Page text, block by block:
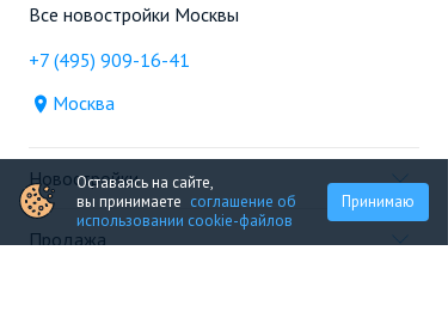
Оставаясь на сайте,
вы принимаете соглашение об
использовании cookie-файлов
Принимаю
Все новостройки Москвы
+7 (495) 909-16-41
Москва
Новостройки
Продажа